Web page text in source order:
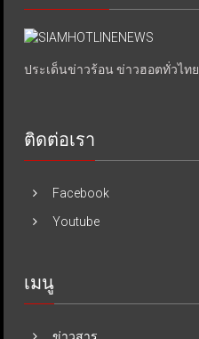
ประเด็นข่าวร้อน ข่าวฮอตทั่วไทย.
ติดต่อเรา
Facebook
Youtube
เมนู
ข่าวสาร